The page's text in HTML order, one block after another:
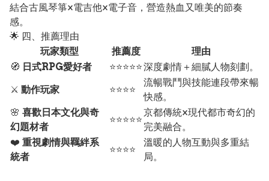
結合古風琴箏×電吉他×電子音，營造熱血又唯美的節奏
感。
🌟 四、推薦理由
玩家類型
推薦度
理由
🧭 日式RPG愛好者 ⭐⭐⭐⭐⭐深度劇情＋細膩人物刻劃。
⚔️ 動作玩家 ⭐⭐⭐⭐
流暢戰鬥與技能連段帶來暢
快感。
🌸 喜歡日本文化與奇
幻題材者
⭐⭐⭐⭐⭐
京都傳統×現代都市奇幻的
完美融合。
❤️ 重視劇情與羈絆系
統者
⭐⭐⭐⭐
溫暖的人物互動與多重結
局。